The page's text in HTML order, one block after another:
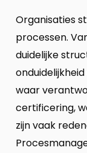
Organisaties
processen.
duidelijke
waar
certificering,
zijn vaak